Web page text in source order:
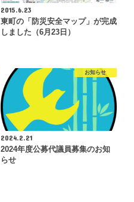
2015.6.23
東町の「防災安全マップ」が完成
しました（6月23日）
お知らせ
2024.2.21
2024年度公募代議員募集のお知
らせ